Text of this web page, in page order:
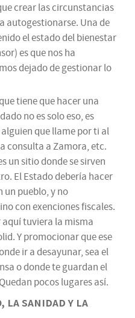
crear las circunstancias
autogestionarse. Una de
el estado del bienestar
es que nos ha
dejado de gestionar lo
tiene que hacer una
no es solo eso, es
que llame por ti al
consulta a Zamora, etc.
un sitio donde se sirven
El Estado debería hacer
un pueblo, y no
con exenciones fiscales.
aquí tuviera la misma
Y promocionar que ese
ir a desayunar, sea el
o donde te guardan el
pocos lugares así.
la sanidad y la